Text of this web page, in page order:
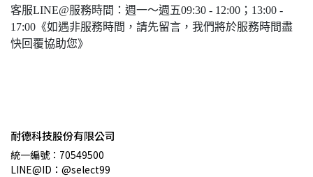
客服LINE@服務時間：週一～週五09:30 - 12:00；13:00 -
17:00《如遇非服務時間，請先留言，我們將於服務時間盡
快回覆協助您》
耐德科技股份有限公司
統一編號：70549500
LINE@ID：@select99